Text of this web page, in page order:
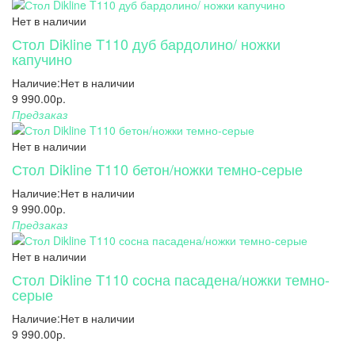
Нет в наличии
Стол Dikline T110 дуб бардолино/ ножки
капучино
Наличие:Нет в наличии
9 990.00р.
Предзаказ
Нет в наличии
Стол Dikline T110 бетон/ножки темно-серые
Наличие:Нет в наличии
9 990.00р.
Предзаказ
Нет в наличии
Стол Dikline T110 сосна пасадена/ножки темно-
серые
Наличие:Нет в наличии
9 990.00р.